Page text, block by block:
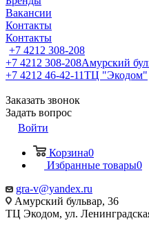
Вакансии
Контакты
Контакты
+7 4212 308-208
+7 4212 308-208Амурский
+7 4212 46-42-11ТЦ "Экодом"
Заказать звонок
Задать вопрос
Войти
Корзина0
Избранные товары0
gra-v@yandex.ru
Амурский бульвар, 36
ТЦ Экодом, ул.